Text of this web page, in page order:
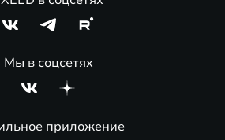
приложение
Мы в соцсетях